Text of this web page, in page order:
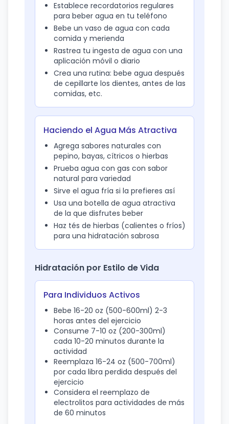
Establece recordatorios regulares
para beber agua en tu teléfono
Bebe un vaso de agua con cada
comida y merienda
Rastrea tu ingesta de agua con una
aplicación móvil o diario
Crea una rutina: bebe agua después
de cepillarte los dientes, antes de las
comidas, etc.
Haciendo el Agua Más Atractiva
Agrega sabores naturales con
pepino, bayas, cítricos o hierbas
Prueba agua con gas con sabor
natural para variedad
Sirve el agua fría si la prefieres así
Usa una botella de agua atractiva
de la que disfrutes beber
Haz tés de hierbas (calientes o fríos)
para una hidratación sabrosa
Hidratación por Estilo de Vida
Para Individuos Activos
Bebe 16-20 oz (500-600ml) 2-3
horas antes del ejercicio
Consume 7-10 oz (200-300ml)
cada 10-20 minutos durante la
actividad
Reemplaza 16-24 oz (500-700ml)
por cada libra perdida después del
ejercicio
Considera el reemplazo de
electrolitos para actividades de más
de 60 minutos